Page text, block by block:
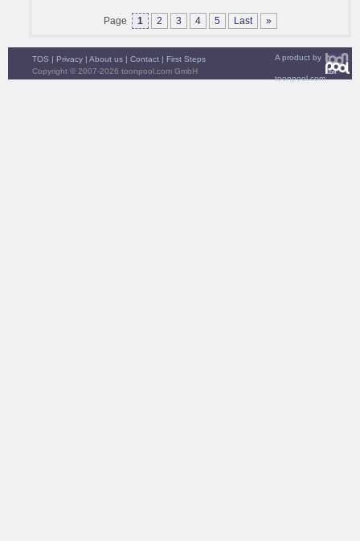
Page 1 2 3 4 5 Last »
A product by
toonpool.com
TOS | Privacy | About us | Contact | First Steps
Copyright © 2007-2026 toonpool.com GmbH